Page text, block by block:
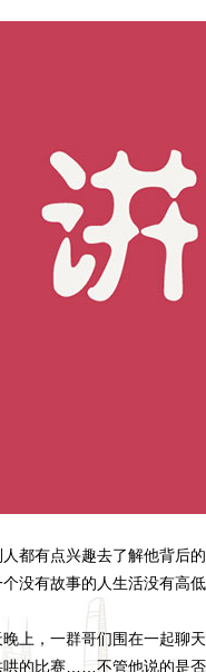
都有点兴趣去了解他背后
没有故事的人生活没有高
上，一群哥们围在一起聊
的比赛……不管他说的是